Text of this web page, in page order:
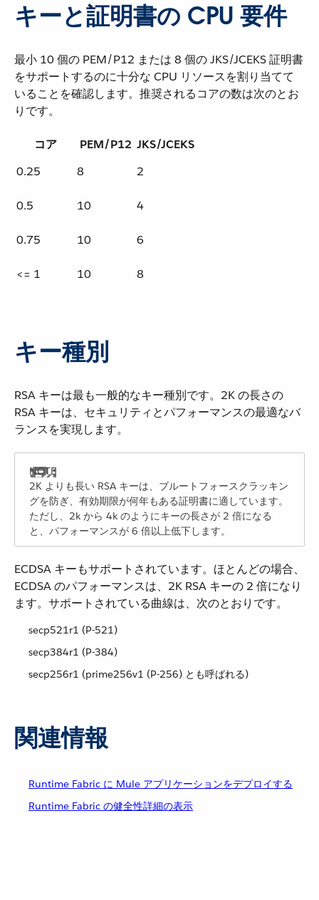
キーと証明書の CPU 要件
最小 10 個の PEM/P12 または 8 個の JKS/JCEKS 証明書
をサポートするのに十分な CPU リソースを割り当てて
いることを確認します。推奨されるコアの数は次のとお
りです。
コア PEM/P12 JKS/JCEKS
0.25
8 2
0.5 10 4
0.75 10 6
<= 1 10 8
キー種別
RSA キーは最も一般的なキー種別です。2K の長さの
RSA キーは、セキュリティとパフォーマンスの最適なバ
ランスを実現します。
2K よりも長い RSA キーは、ブルートフォースクラッキン
グを防ぎ、有効期限が何年もある証明書に適しています。
ただし、2k から 4k のようにキーの長さが 2 倍になる
と、パフォーマンスが 6 倍以上低下します。
ECDSA キーもサポートされています。ほとんどの場合、
ECDSA のパフォーマンスは、2K RSA キーの 2 倍になり
ます。サポートされている曲線は、次のとおりです。
secp521r1 (P-521)
secp384r1 (P-384)
secp256r1 (prime256v1 (P-256) とも呼ばれる)
関連情報
Runtime Fabric に Mule アプリケーションをデプロイする
Runtime Fabric の健全性詳細の表示